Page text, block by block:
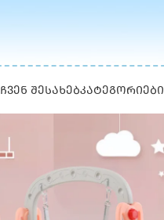
ᲩᲕᲔᲜ ᲨᲔᲡᲐᲮᲔᲑᲙᲐᲢᲔᲒᲝᲠᲘᲔᲑᲘ